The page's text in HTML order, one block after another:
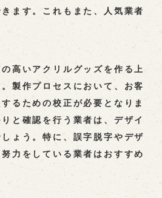
ます。これもまた、人気業者
高いアクリルグッズを作る上
製作プロセスにおいて、お客
るための校正が必要となりま
と確認を行う業者は、デザイ
ょう。特に、誤字脱字やデザ
力をしている業者はおすすめ